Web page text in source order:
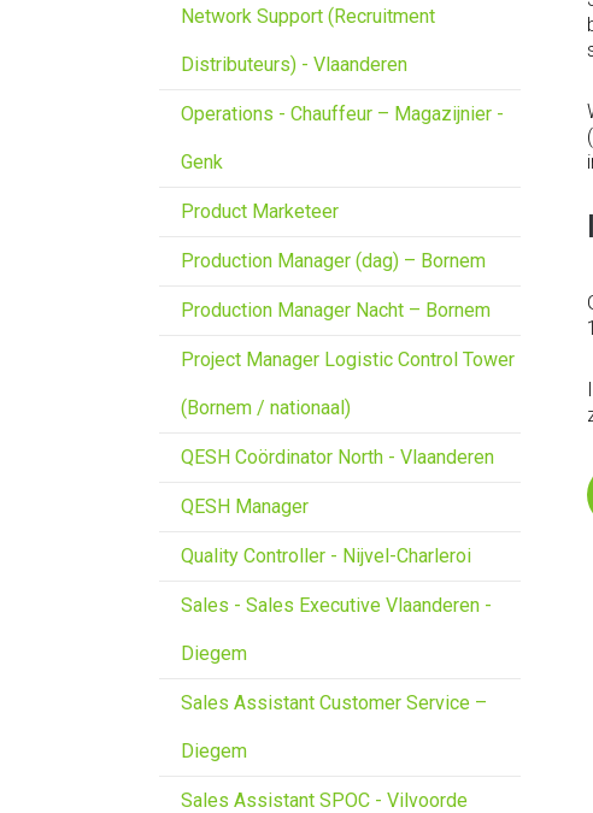
Network Support (Recruitment
Distributeurs) - Vlaanderen
Operations - Chauffeur – Magazijnier -
Genk
Product Marketeer
Production Manager (dag) – Bornem
Production Manager Nacht – Bornem
Project Manager Logistic Control Tower
(Bornem / nationaal)
QESH Coördinator North - Vlaanderen
QESH Manager
Quality Controller - Nijvel-Charleroi
Sales - Sales Executive Vlaanderen -
Diegem
Sales Assistant Customer Service –
Diegem
Sales Assistant SPOC - Vilvoorde